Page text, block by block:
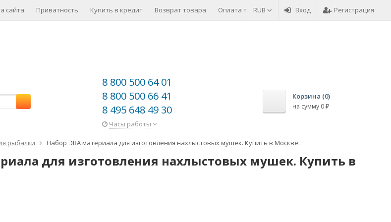
RUB Вход Регистрация
сайта Приватность Купить в кредит Возврат товара
Оплата товара
8 800 500 64 01
8 800 500 66 41
8 495 648 49 30
Часы работы
Корзина (0)
на сумму 0 ₽
рыбалки Набор ЭВА материала для изготовления нахлыстовых мушек. Купить в Москве.
для изготовления нахлыстовых мушек. Купить в